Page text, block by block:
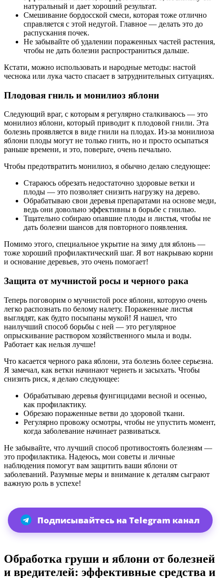
натуральный и дает хороший результат.
Смешивание бордосской смеси, которая тоже отлично
справляется с этой недугой. Главное — делать это до
распускания почек.
Не забывайте об удалении пораженных частей растения,
чтобы не дать болезни распространиться дальше.
Кстати, можно использовать и народные методы: настой
чеснока или лука часто спасает в затруднительных ситуациях.
Плодовая гниль и монилиоз яблони
Следующий враг, с которым я регулярно сталкиваюсь — это
монилиоз яблони, который приводит к плодовой гнили. Эта
болезнь проявляется в виде гнили на плодах. Из-за монилиоза
яблони плоды могут не только гнить, но и просто осыпаться
раньше времени, и это, поверьте, очень печально.
Чтобы предотвратить монилиоз, я обычно делаю следующее:
Стараюсь обрезать недостаточно здоровые ветки и
плоды — это позволяет снизить нагрузку на дерево.
Обрабатываю свои деревья препаратами на основе меди,
ведь они довольно эффективны в борьбе с гнилью.
Тщательно собираю опавшие плоды и листья, чтобы не
дать болезни шансов для повторного появления.
Помимо этого, специальное укрытие на зиму для яблонь —
тоже хороший профилактический шаг. Я вот накрываю корни
и основание деревьев, это очень помогает!
Защита от мучнистой росы и черного рака
Теперь поговорим о мучнистой росе яблони, которую очень
легко распознать по белому налету. Пораженные листья
выглядят, как будто посыпаны мукой! Я нашел, что
наилучший способ борьбы с ней — это регулярное
опрыскивание раствором хозяйственного мыла и воды.
Работает как нельзя лучше!
Что касается черного рака яблони, эта болезнь более серьезна.
Я замечал, как ветки начинают чернеть и засыхать. Чтобы
снизить риск, я делаю следующее:
Обрабатываю деревья фунгицидами весной и осенью,
как профилактику.
Обрезаю пораженные ветви до здоровой ткани.
Регулярно провожу осмотры, чтобы не упустить момент,
когда заболевание начинает развиваться.
Не забывайте, что лучший способ противостоять болезням —
это профилактика. Надеюсь, мои советы и личные
наблюдения помогут вам защитить ваши яблони от
заболеваний. Разумные меры и внимание к деталям сыграют
важную роль в успехе!
Подписывайтесь на Telegram канал
Обработка груши и яблони от болезней
и вредителей: эффективные средства и